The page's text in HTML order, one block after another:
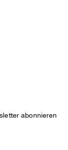
abonnieren